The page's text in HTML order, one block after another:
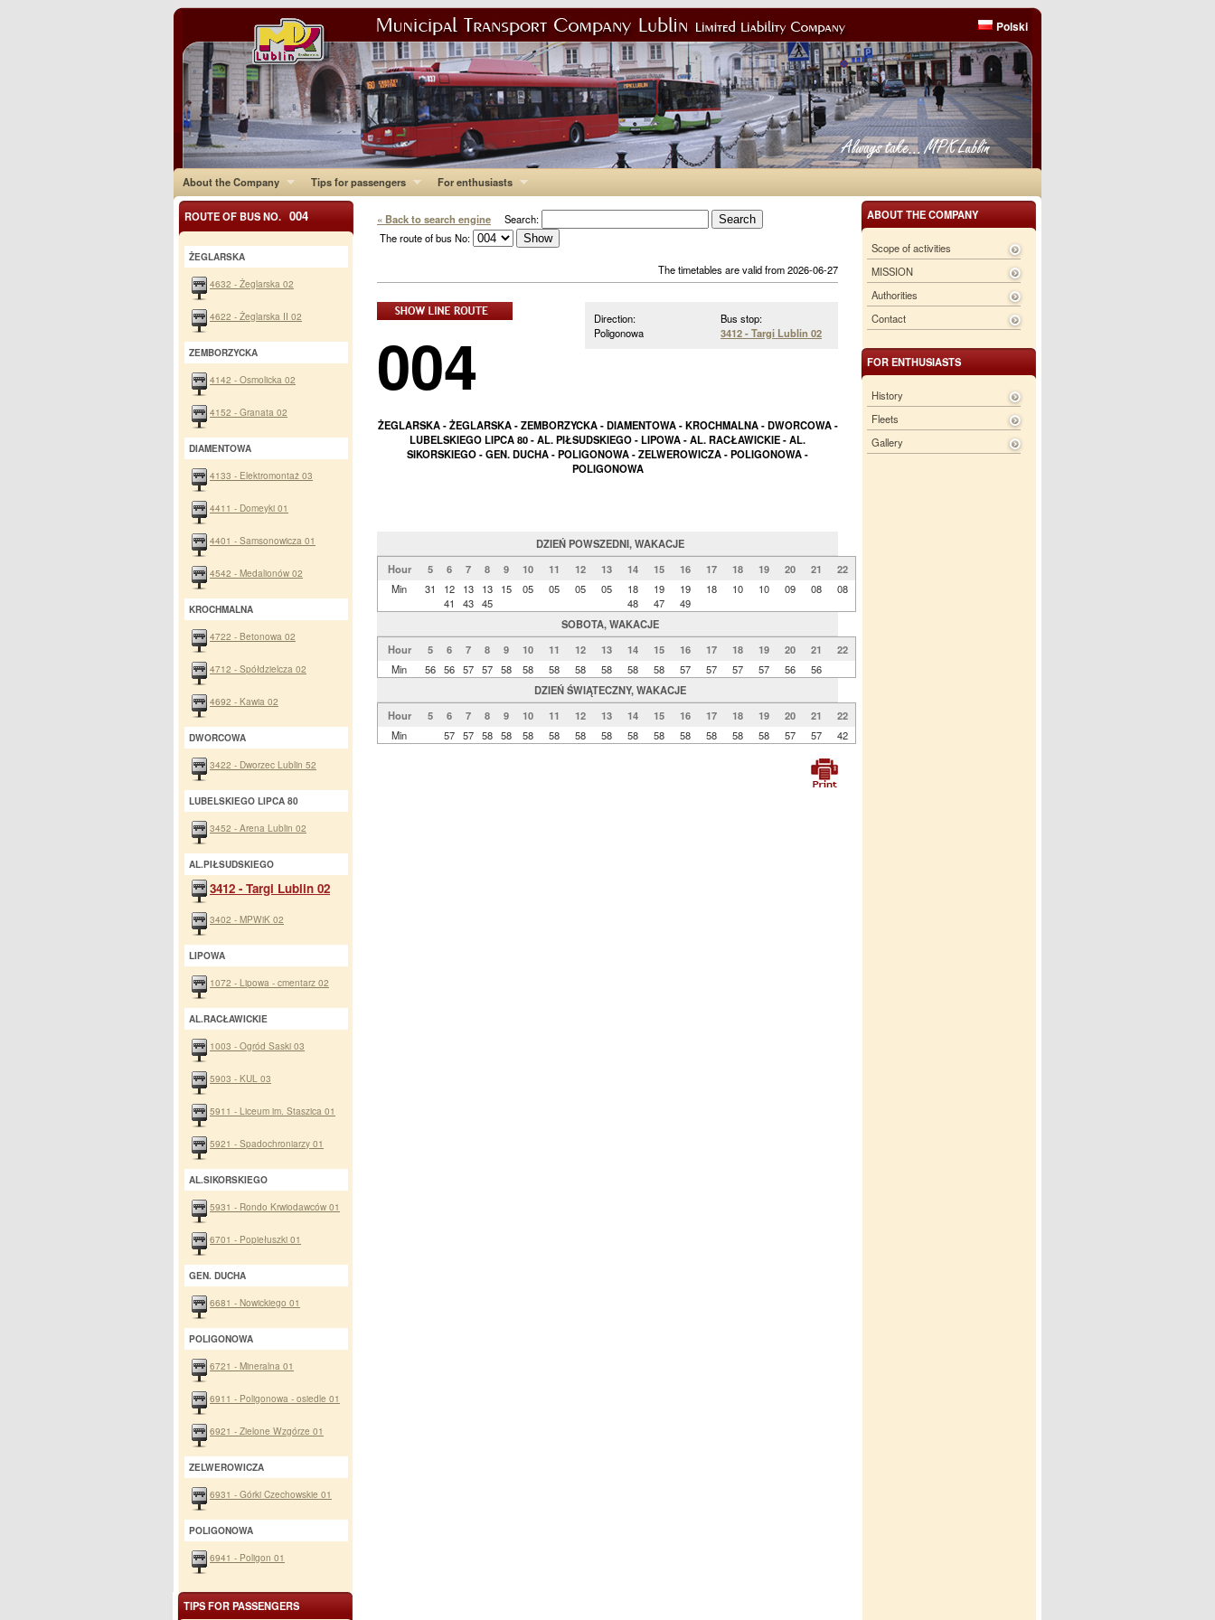
Polski
About the Company Tips for passengers For enthusiasts
ABOUT THE COMPANY
Scope of activities
MISSION
Authorities
Contact
FOR ENTHUSIASTS
History
Fleets
Gallery
« Back to search engine Search:
The route of bus No:
The timetables are valid from 2026-06-27
Bus stop:
3412 - Targi Lublin 02
Direction:
Poligonowa
004
ŻEGLARSKA - ŻEGLARSKA - ZEMBORZYCKA - DIAMENTOWA - KROCHMALNA - DWORCOWA -
LUBELSKIEGO LIPCA 80 - AL. PIŁSUDSKIEGO - LIPOWA - AL. RACŁAWICKIE - AL.
SIKORSKIEGO - GEN. DUCHA - POLIGONOWA - ZELWEROWICZA - POLIGONOWA -
POLIGONOWA
DZIEŃ POWSZEDNI, WAKACJE
Hour
5 6 7 8 9 10 11 12 13 14 15 16 17 18 19 20 21
22
Min
31
12
41
13
43
13
45
15 05 05 05 05
18
48
19
47
19
49
18 10 10 09 08 08
SOBOTA, WAKACJE
Hour
5 6 7 8 9 10 11 12 13 14 15 16 17 18 19 20 21
22
Min
56 56 57 57 58 58 58 58 58 58 58 57 57 57 57 56
56
DZIEŃ ŚWIĄTECZNY, WAKACJE
Hour
5 6 7 8 9 10 11 12 13 14 15 16 17 18 19 20 21
22
Min
57 57 58 58 58 58 58 58 58 58 58 58 58 58 57 57 42
ROUTE OF BUS NO. 004
ŻEGLARSKA
4632 - Żeglarska 02
4622 - Żeglarska II 02
ZEMBORZYCKA
4142 - Osmolicka 02
4152 - Granata 02
DIAMENTOWA
4133 - Elektromontaż 03
4411 - Domeyki 01
4401 - Samsonowicza 01
4542 - Medalionów 02
KROCHMALNA
4722 - Betonowa 02
4712 - Spółdzielcza 02
4692 - Kawia 02
DWORCOWA
3422 - Dworzec Lublin 52
LUBELSKIEGO LIPCA 80
3452 - Arena Lublin 02
AL.PIŁSUDSKIEGO
3412 - Targi Lublin 02
3402 - MPWiK 02
LIPOWA
1072 - Lipowa - cmentarz 02
AL.RACŁAWICKIE
1003 - Ogród Saski 03
5903 - KUL 03
5911 - Liceum im. Staszica 01
5921 - Spadochroniarzy 01
AL.SIKORSKIEGO
5931 - Rondo Krwiodawców 01
6701 - Popiełuszki 01
GEN. DUCHA
6681 - Nowickiego 01
POLIGONOWA
6721 - Mineralna 01
6911 - Poligonowa - osiedle 01
6921 - Zielone Wzgórze 01
ZELWEROWICZA
6931 - Górki Czechowskie 01
POLIGONOWA
6941 - Poligon 01
TIPS FOR PASSENGERS